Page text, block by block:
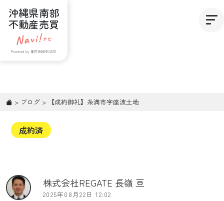
沖縄県南部
不動産売買
Powered by 株式会社REGATE
> ブログ > 【成約御礼】糸満市字座波土地
成約済
株式会社REGATE 長嶺 亘
2025年08月22日 12:02